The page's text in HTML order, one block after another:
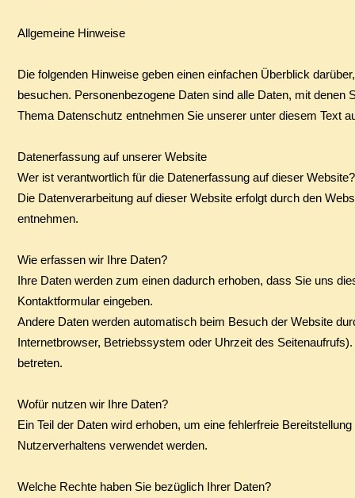
Allgemeine Hinweise
Die folgenden Hinweise geben einen einfachen Überblick
besuchen. Personenbezogene Daten sind alle Daten, mit
Thema Datenschutz entnehmen Sie unserer unter diesem Text
Datenerfassung auf unserer Website
Wer ist verantwortlich für die Datenerfassung auf dieser Website?
Die Datenverarbeitung auf dieser Website erfolgt durch den
entnehmen.
Wie erfassen wir Ihre Daten?
Ihre Daten werden zum einen dadurch erhoben, dass Sie uns
Kontaktformular eingeben.
Andere Daten werden automatisch beim Besuch der Website
Internetbrowser, Betriebssystem oder Uhrzeit des
betreten.
Wofür nutzen wir Ihre Daten?
Ein Teil der Daten wird erhoben, um eine fehlerfreie
Nutzerverhaltens verwendet werden.
Welche Rechte haben Sie bezüglich Ihrer Daten?